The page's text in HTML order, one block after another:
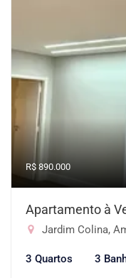
R$ 890.000
Apartamento à
Jardim Colina,
3 Quartos 3